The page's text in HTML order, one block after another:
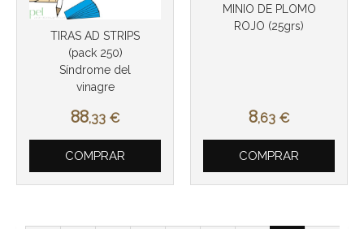
TIRAS AD STRIPS
(pack 250)
Síndrome del
vinagre
88,33 €
COMPRAR
MINIO DE PLOMO
ROJO (25grs)
8,63 €
COMPRAR